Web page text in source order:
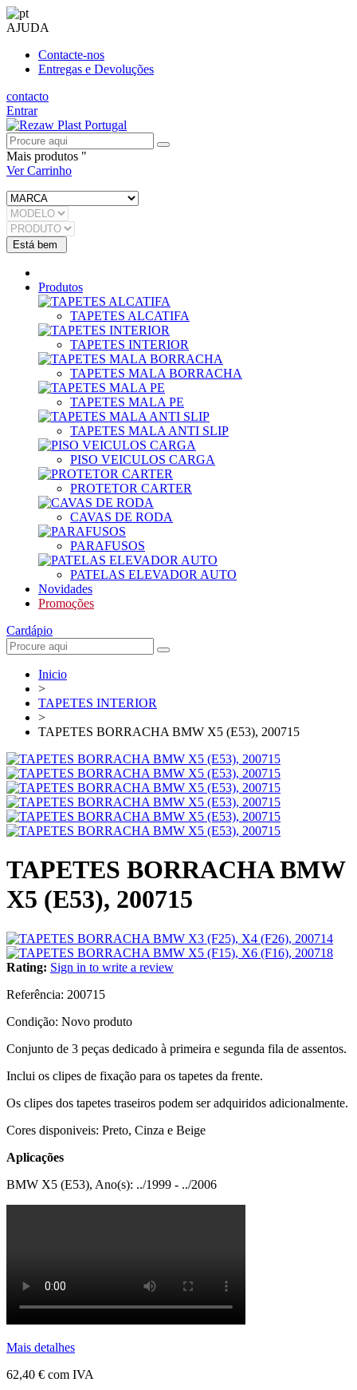
AJUDA
Contacte-nos
Entregas e Devoluções
contacto
Entrar
Mais produtos "
Ver Carrinho
Produtos
TAPETES ALCATIFA
TAPETES INTERIOR
TAPETES MALA BORRACHA
TAPETES MALA PE
TAPETES MALA ANTI SLIP
PISO VEICULOS CARGA
PROTETOR CARTER
CAVAS DE RODA
PARAFUSOS
PATELAS ELEVADOR AUTO
Novidades
Promoções
Cardápio
Inicio
>
TAPETES INTERIOR
>
TAPETES BORRACHA BMW X5 (E53), 200715
TAPETES BORRACHA BMW
X5 (E53), 200715
Rating: Sign in to write a review
Referência: 200715
Condição: Novo produto
Conjunto de 3 peças dedicado à primeira e segunda fila de assentos.
Inclui os clipes de fixação para os tapetes da frente.
Os clipes dos tapetes traseiros podem ser adquiridos adicionalmente.
Cores disponiveis: Preto, Cinza e Beige
Aplicações
BMW X5 (E53), Ano(s): ../1999 - ../2006
Mais detalhes
62,40 € com IVA